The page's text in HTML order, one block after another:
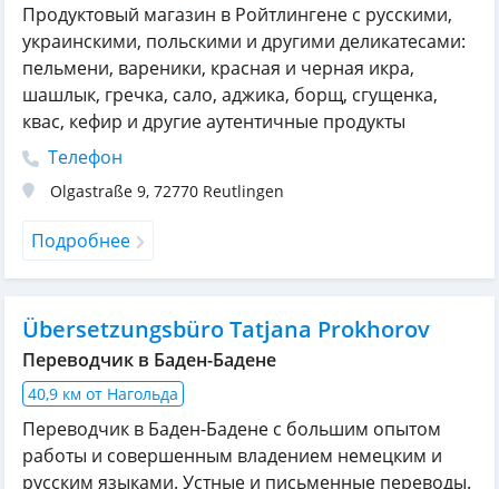
Продуктовый магазин в Ройтлингене с русскими,
украинскими, польскими и другими деликатесами:
пельмени, вареники, красная и черная икра,
шашлык, гречка, сало, аджика, борщ, сгущенка,
квас, кефир и другие аутентичные продукты
Телефон
Olgastraße 9, 72770 Reutlingen
Подробнее
Übersetzungsbüro Tatjana Prokhorov
Переводчик в Баден-Бадене
40,9 км от Нагольда
Переводчик в Баден-Бадене с большим опытом
работы и совершенным владением немецким и
русским языками. Устные и письменные переводы.